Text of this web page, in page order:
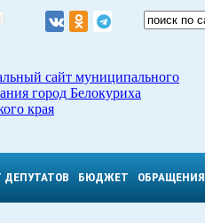
сайт муниципального
город Белокуриха
края
ДЕПУТАТОВ БЮДЖЕТ ОБРАЩЕНИЯ